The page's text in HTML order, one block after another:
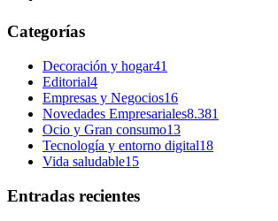
Categorías
Decoración y hogar41
Editorial4
Empresas y Negocios16
Novedades Empresariales8.381
Ocio y Gran consumo13
Tecnología y entorno digital18
Vida saludable15
Entradas recientes